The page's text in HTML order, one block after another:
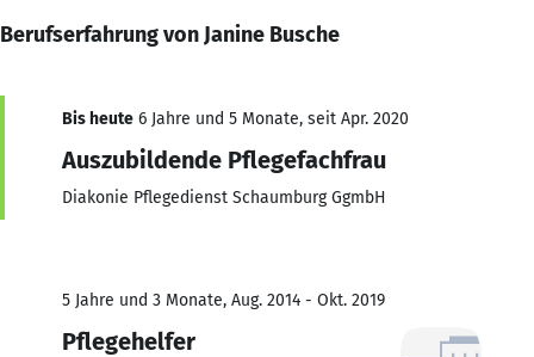
Berufserfahrung von Janine Busche
Bis heute 6 Jahre und 5 Monate, seit Apr. 2020
Auszubildende Pflegefachfrau
Diakonie Pflegedienst Schaumburg GgmbH
5 Jahre und 3 Monate, Aug. 2014 - Okt. 2019
Pflegehelfer